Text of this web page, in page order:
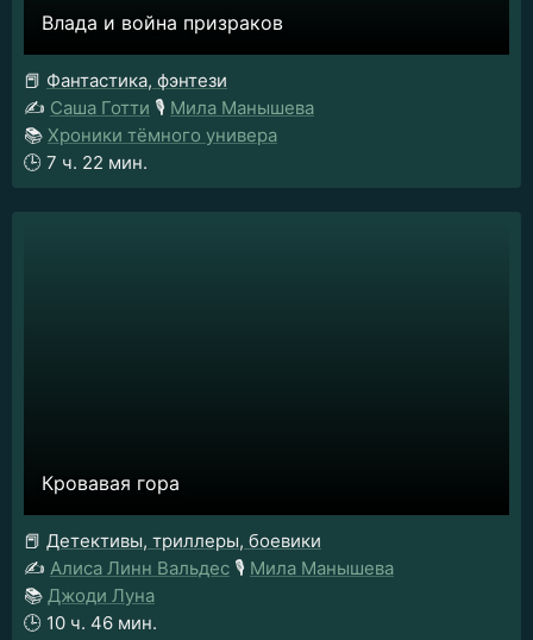
Влада и война призраков
📕 Фантастика, фэнтези
✍️ Саша Готти 🎙️ Мила Манышева
📚 Хроники тёмного универа
🕒 7 ч. 22 мин.
Кровавая гора
📕 Детективы, триллеры, боевики
✍️ Алиса Линн Вальдес 🎙️ Мила Манышева
📚 Джоди Луна
🕒 10 ч. 46 мин.